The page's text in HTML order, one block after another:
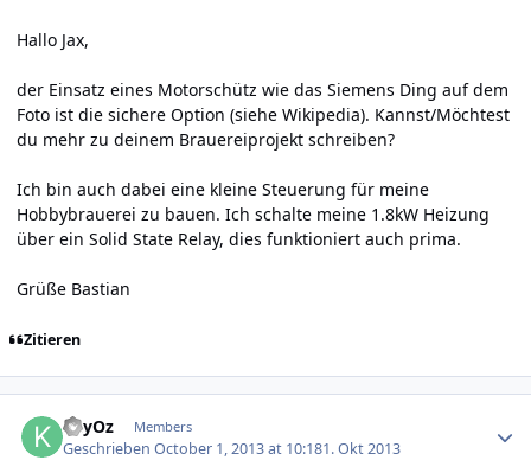
Hallo Jax,
der Einsatz eines Motorschütz wie das Siemens Ding auf dem
Foto ist die sichere Option (siehe Wikipedia). Kannst/Möchtest
du mehr zu deinem Brauereiprojekt schreiben?
Ich bin auch dabei eine kleine Steuerung für meine
Hobbybrauerei zu bauen. Ich schalte meine 1.8kW Heizung
über ein Solid State Relay, dies funktioniert auch prima.
Grüße Bastian
Zitieren
KeyOz Members
GeschriebenOctober 1, 2013 at 10:181. Okt 2013